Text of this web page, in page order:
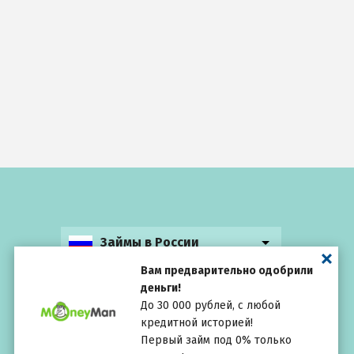
Вам предварительно одобрили
деньги!
До 30 000 рублей, с любой
кредитной историей!
Первый займ под 0% только
Займы в России
Выбирай
внимательно